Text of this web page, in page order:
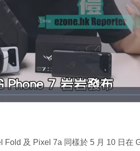
及 Pixel 7a 同樣於 5 月 10 日在